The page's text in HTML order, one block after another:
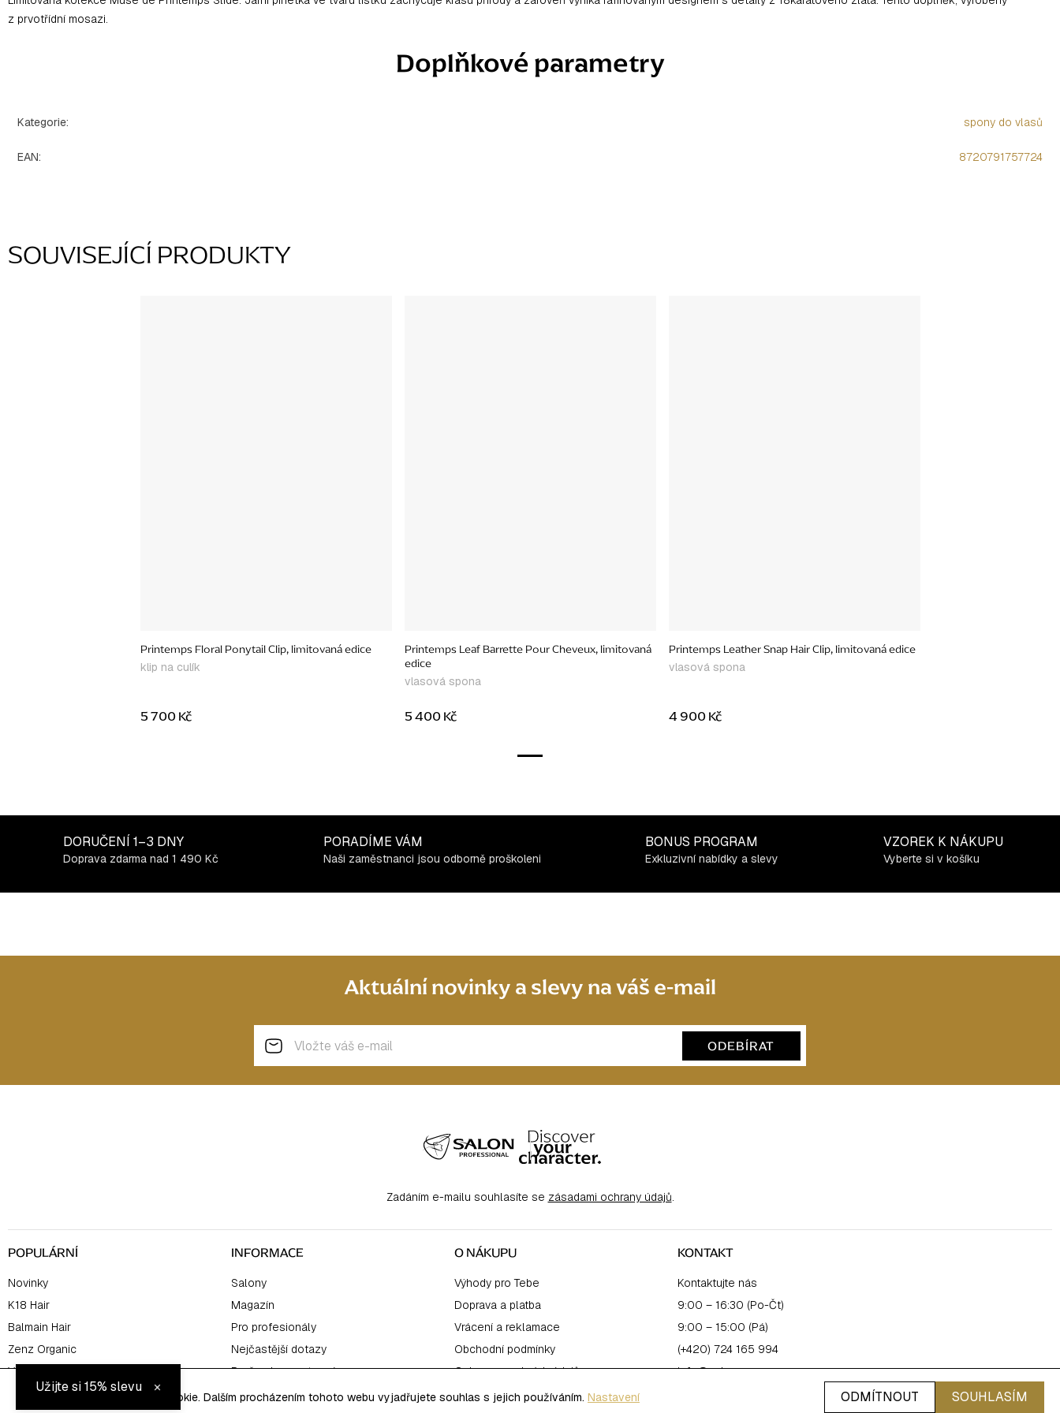
Tento web používá soubory cookie. Dalším procházením tohoto webu vyjadřujete souhlas s jejich používáním. Nastavení ODMÍTNOUT SOUHLASÍM
z prvotřídní mosazi.
Doplňkové parametry
Kategorie: spony do vlasů
EAN: 8720791757724
SOUVISEJÍCÍ PRODUKTY
Printemps Floral Ponytail Clip, limitovaná edice
klip na culík
5 700 Kč
Printemps Leaf Barrette Pour Cheveux, limitovaná
edice
vlasová spona
5 400 Kč
Printemps Leather Snap Hair Clip, limitovaná edice
vlasová spona
4 900 Kč
DORUČENÍ 1–3 DNY
Doprava zdarma nad 1 490 Kč
PORADÍME VÁM
Naši zaměstnanci jsou odborně proškoleni
BONUS PROGRAM
Exkluzivní nabídky a slevy
VZOREK K NÁKUPU
Vyberte si v košíku
Aktuální novinky a slevy na váš e-mail
ODEBÍRAT
Zadáním e-mailu souhlasíte se zásadami ochrany údajů.
POPULÁRNÍ
Novinky
K18 Hair
Balmain Hair
Zenz Organic
Výhodné sety
INFORMACE
Salony
Magazín
Pro profesionály
Nejčastější dotazy
Proč nakupovat u nás
O NÁKUPU
Výhody pro Tebe
Doprava a platba
Vrácení a reklamace
Obchodní podmínky
Ochrana osobních údajů
KONTAKT
Kontaktujte nás
9:00 – 16:30 (Po-Čt)
9:00 – 15:00 (Pá)
(+420) 724 165 994
info@salonpro.cz
Užijte si 15% slevu ×